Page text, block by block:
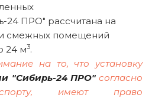
24 ПРО" рассчитана на
смежных помещений
24 м3.
на то, что установку
"Сибирь-24 ПРО" согласно
имеют право